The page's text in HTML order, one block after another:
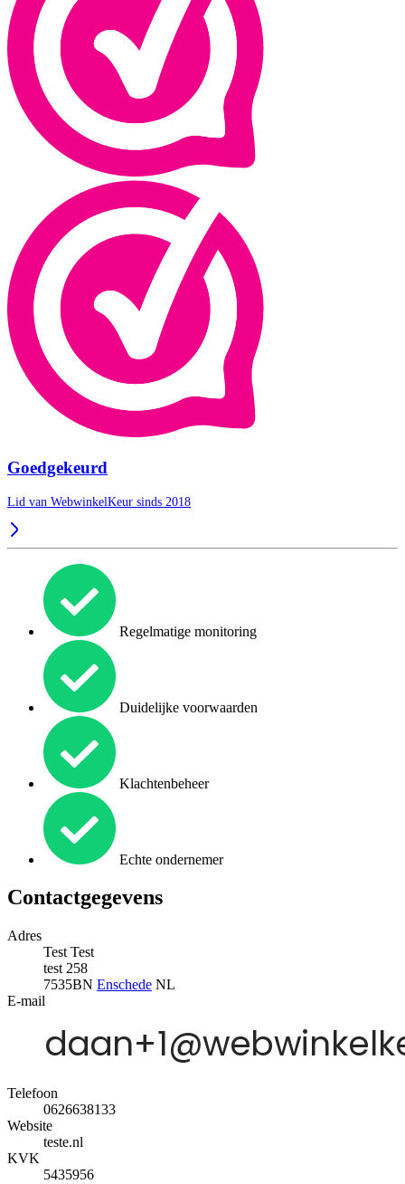
Goedgekeurd
Lid van WebwinkelKeur sinds 2018
Regelmatige monitoring
Duidelijke voorwaarden
Klachtenbeheer
Echte ondernemer
Contactgegevens
Adres
Test Test
test 258
7535BN Enschede NL
E-mail
Telefoon
0626638133
Website
teste.nl
KVK
5435956